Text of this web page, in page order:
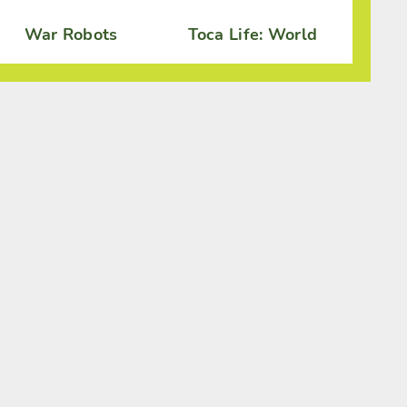
War Robots Toca Life: World